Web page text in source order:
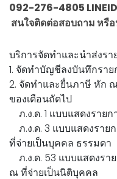
092-276-4805
สนใจติดต่อสอบถาม หรื
บริการจัดทำและนำส่งรา
1. จัดทำบัญชีลงบันทึกรา
2. จัดทำและยื่นภาษี หัก
ของเดือนถัดไป
ภ.ง.ด. 1 แบบแสดงราย
ภ.ง.ด. 3 แบบแสดงรา
ที่จ่ายเป็นบุคคล ธรรมดา
ภ.ง.ด. 53 แบบแสดงร
ณ ที่จ่ายเป็นนิติบุคคล